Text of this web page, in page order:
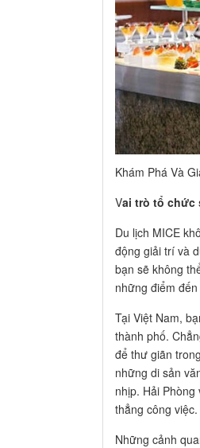
Khám Phá Và
Vai trò tổ chức
Du lịch MICE
động giải trí và
bạn sẽ không
những điểm
Tại Việt Nam,
thành phố.
để thư giãn
những di sản
nhịp. Hải
thẳng công việc.
Những cảnh